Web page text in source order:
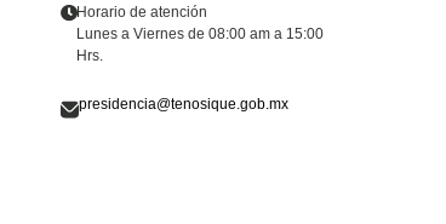
Horario de atención
Lunes a Viernes de 08:00 am a 15:00
Hrs.
presidencia@tenosique.gob.mx